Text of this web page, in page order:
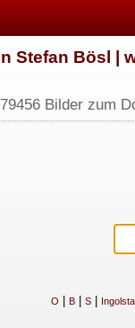
Stefan Bösl |
Bilder zum
O B| S|